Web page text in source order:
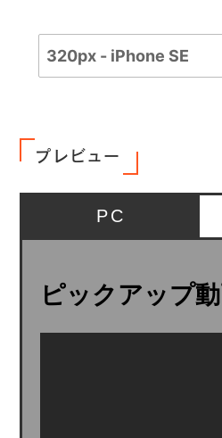
プレビュー
PC